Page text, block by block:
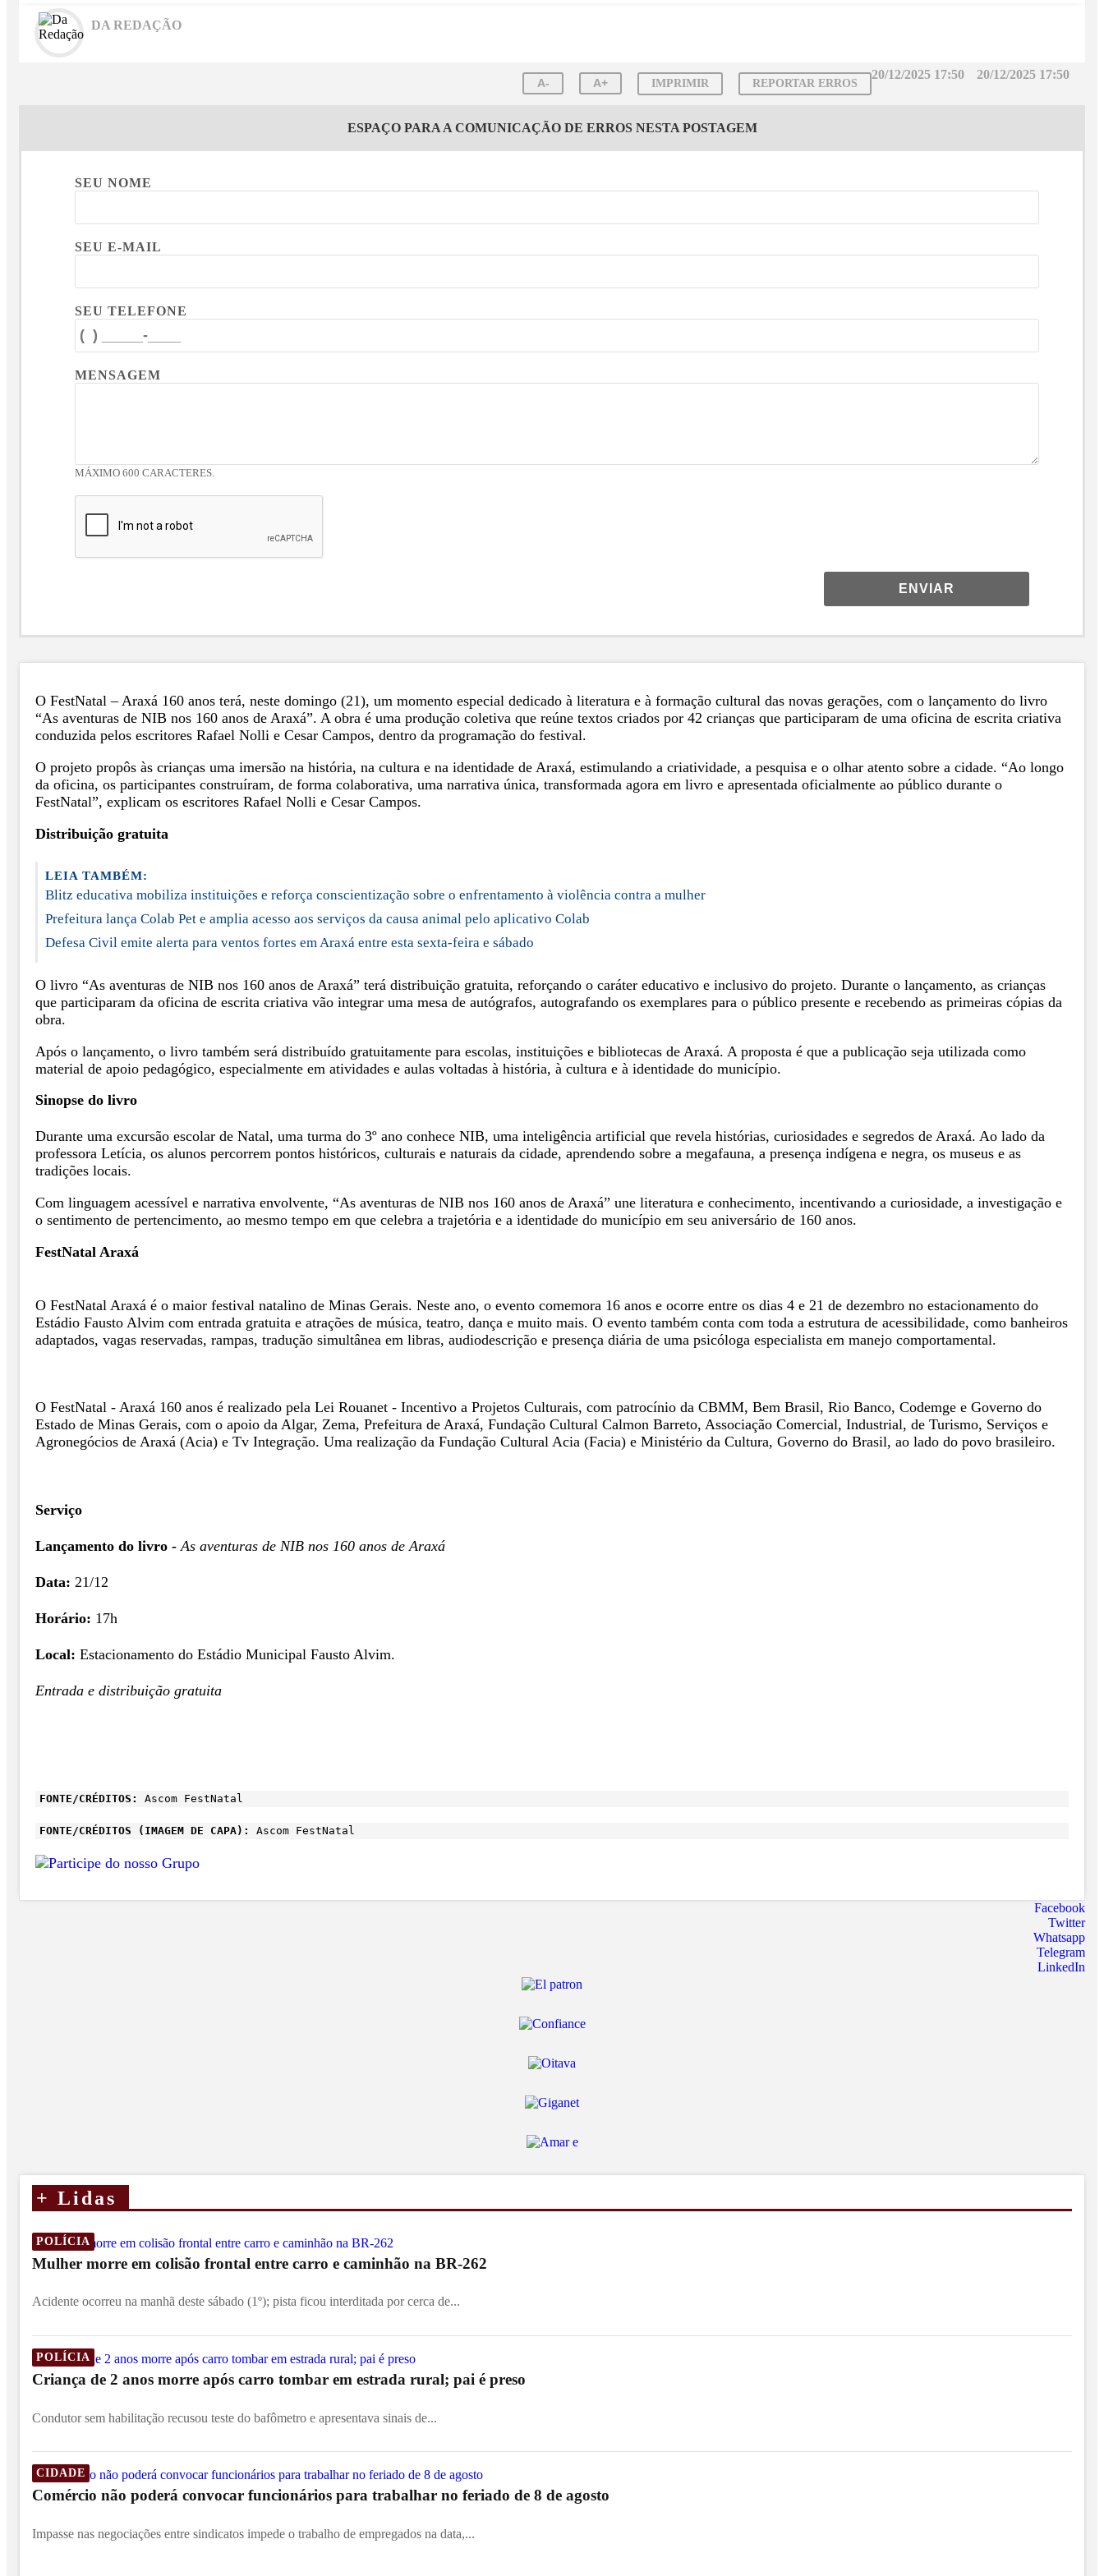
DA REDAÇÃO
20/12/2025 17:50
20/12/2025 17:50
A- A+ IMPRIMIR REPORTAR ERROS
ESPAÇO PARA A COMUNICAÇÃO DE ERROS NESTA POSTAGEM
SEU NOME
SEU E-MAIL
SEU TELEFONE
MENSAGEM
MÁXIMO 600 CARACTERES.
ENVIAR
O FestNatal – Araxá 160 anos terá, neste domingo (21), um momento especial dedicado à literatura e à formação cultural das novas gerações, com o lançamento do livro
“As aventuras de NIB nos 160 anos de Araxá”. A obra é uma produção coletiva que reúne textos criados por 42 crianças que participaram de uma oficina de escrita criativa
conduzida pelos escritores Rafael Nolli e Cesar Campos, dentro da programação do festival.
O projeto propôs às crianças uma imersão na história, na cultura e na identidade de Araxá, estimulando a criatividade, a pesquisa e o olhar atento sobre a cidade. “Ao longo
da oficina, os participantes construíram, de forma colaborativa, uma narrativa única, transformada agora em livro e apresentada oficialmente ao público durante o
FestNatal”, explicam os escritores Rafael Nolli e Cesar Campos.
Distribuição gratuita
LEIA TAMBÉM:
Blitz educativa mobiliza instituições e reforça conscientização sobre o enfrentamento à violência contra a mulher
Prefeitura lança Colab Pet e amplia acesso aos serviços da causa animal pelo aplicativo Colab
Defesa Civil emite alerta para ventos fortes em Araxá entre esta sexta-feira e sábado
O livro “As aventuras de NIB nos 160 anos de Araxá” terá distribuição gratuita, reforçando o caráter educativo e inclusivo do projeto. Durante o lançamento, as crianças
que participaram da oficina de escrita criativa vão integrar uma mesa de autógrafos, autografando os exemplares para o público presente e recebendo as primeiras cópias da
obra.
Após o lançamento, o livro também será distribuído gratuitamente para escolas, instituições e bibliotecas de Araxá. A proposta é que a publicação seja utilizada como
material de apoio pedagógico, especialmente em atividades e aulas voltadas à história, à cultura e à identidade do município.
Sinopse do livro
Durante uma excursão escolar de Natal, uma turma do 3º ano conhece NIB, uma inteligência artificial que revela histórias, curiosidades e segredos de Araxá. Ao lado da
professora Letícia, os alunos percorrem pontos históricos, culturais e naturais da cidade, aprendendo sobre a megafauna, a presença indígena e negra, os museus e as
tradições locais.
Com linguagem acessível e narrativa envolvente, “As aventuras de NIB nos 160 anos de Araxá” une literatura e conhecimento, incentivando a curiosidade, a investigação e
o sentimento de pertencimento, ao mesmo tempo em que celebra a trajetória e a identidade do município em seu aniversário de 160 anos.
FestNatal Araxá
O FestNatal Araxá é o maior festival natalino de Minas Gerais. Neste ano, o evento comemora 16 anos e ocorre entre os dias 4 e 21 de dezembro no estacionamento do
Estádio Fausto Alvim com entrada gratuita e atrações de música, teatro, dança e muito mais. O evento também conta com toda a estrutura de acessibilidade, como banheiros
adaptados, vagas reservadas, rampas, tradução simultânea em libras, audiodescrição e presença diária de uma psicóloga especialista em manejo comportamental.
O FestNatal - Araxá 160 anos é realizado pela Lei Rouanet - Incentivo a Projetos Culturais, com patrocínio da CBMM, Bem Brasil, Rio Banco, Codemge e Governo do
Estado de Minas Gerais, com o apoio da Algar, Zema, Prefeitura de Araxá, Fundação Cultural Calmon Barreto, Associação Comercial, Industrial, de Turismo, Serviços e
Agronegócios de Araxá (Acia) e Tv Integração. Uma realização da Fundação Cultural Acia (Facia) e Ministério da Cultura, Governo do Brasil, ao lado do povo brasileiro.
Serviço
Lançamento do livro - As aventuras de NIB nos 160 anos de Araxá
Data: 21/12
Horário: 17h
Local: Estacionamento do Estádio Municipal Fausto Alvim.
Entrada e distribuição gratuita
FONTE/CRÉDITOS: Ascom FestNatal
FONTE/CRÉDITOS (IMAGEM DE CAPA): Ascom FestNatal
Facebook
Twitter
Whatsapp
Telegram
LinkedIn
+ Lidas
POLÍCIA
Mulher morre em colisão frontal entre carro e caminhão na BR-262
Acidente ocorreu na manhã deste sábado (1º); pista ficou interditada por cerca de...
POLÍCIA
Criança de 2 anos morre após carro tombar em estrada rural; pai é preso
Condutor sem habilitação recusou teste do bafômetro e apresentava sinais de...
CIDADE
Comércio não poderá convocar funcionários para trabalhar no feriado de 8 de agosto
Impasse nas negociações entre sindicatos impede o trabalho de empregados na data,...